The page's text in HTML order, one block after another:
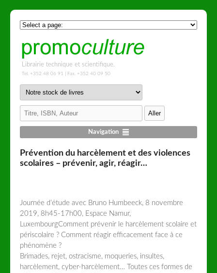
Librairie technique et scientifique.
Tel. +352 48 06 91 | Fax. +352 40 09 50
Navigation
Prévention du harcèlement et des violences
scolaires – prévenir, agir, réagir…
Journée d’étude avec Bruno Humbeeck, 8 novembre
2019, 8h45-17h00, Espace Namur,
LuxembourgComment prévenir le harcèlement scolaire et
périscolaire ? Comment réagir efficacement face à ce
phénomène ?
Brimades, rejet, ostracisme, moqueries, insultes,
harcèlement, cyber-harcèlement… Toutes ces formes de